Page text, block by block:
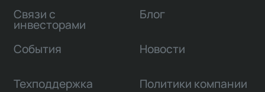
Связи с
инвесторами
Блог
События Новости
Техподдержка Политики компании